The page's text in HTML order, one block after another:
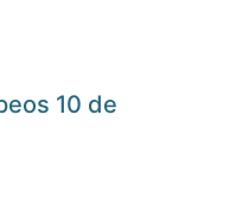
10 de